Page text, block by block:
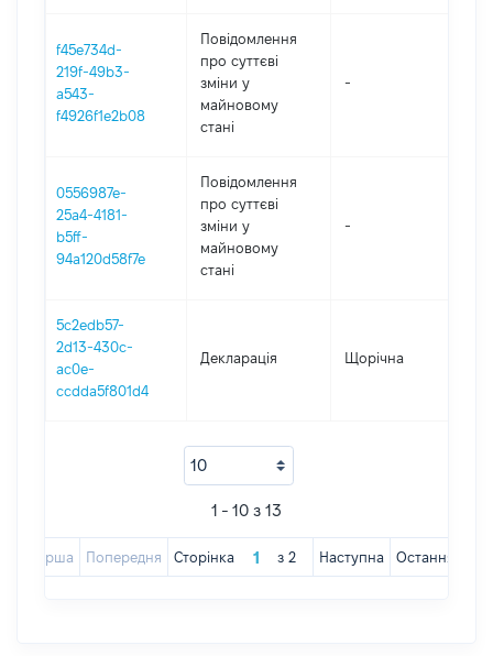
f45e734d-
219f-49b3-
a543-
f4926f1e2b08
Повідомлення
про суттєві
зміни y
майновому
стані
-
0556987e-
25a4-4181-
b5ff-
94a120d58f7e
Повідомлення
про суттєві
зміни y
майновому
стані
-
5c2edb57-
2d13-430c-
ac0e-
ccdda5f801d4
Декларація Щорічна
1 - 10 з 13
Перша Попередня Сторінка з 2 Наступна Остання